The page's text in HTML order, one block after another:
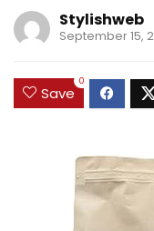
Stylishweb
September 15,
Save
0